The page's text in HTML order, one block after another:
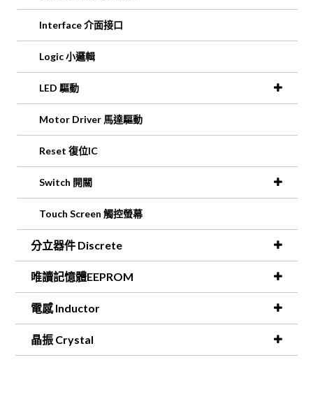
Interface 介面接口
Logic 小邏輯
LED 驅動
Motor Driver 馬達驅動
Reset 復位IC
Switch 開關
Touch Screen 觸控螢幕
分立器件 Discrete
唯讀記憶體EEPROM
電感 Inductor
晶振 Crystal